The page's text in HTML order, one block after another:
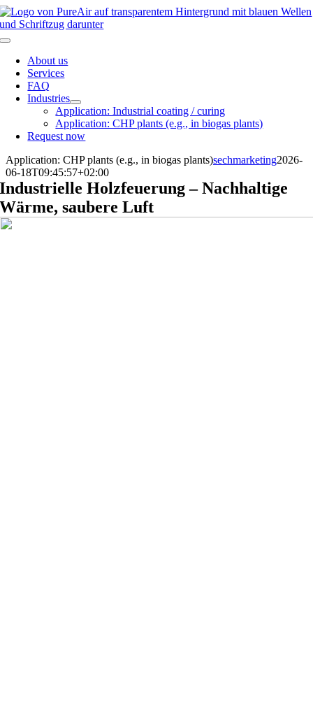
Skip
to
content
Toggle
NavigationAbout us
Services
FAQ
Industries
Application: Industrial coating / curing
Application: CHP plants (e.g., in biogas plants)
Request now
Application: CHP plants (e.g., in biogas plants)sechmarketing2026-
06-18T09:45:57+02:00
Industrielle Holzfeuerung – Nachhaltige
Wärme, saubere Luft